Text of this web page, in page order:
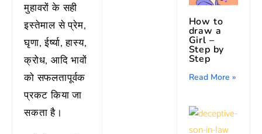
मुहावरों के सही
इस्तेमाल से प्रेम,
घृणा, ईर्ष्या, हास्य,
क्रोध, आदि भावों
को सफलतापूर्वक
प्रकट किया जा
सकता है।
How to
draw a
Girl –
Step by
Step
Read More »